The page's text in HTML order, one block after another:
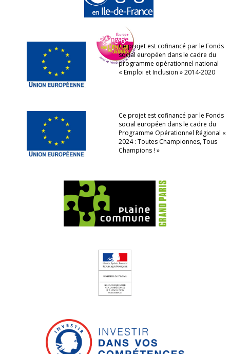
Ce projet est cofinancé par le Fonds
social européen dans le cadre du
programme opérationnel national
« Emploi et Inclusion » 2014-2020
Ce projet est cofinancé par le Fonds
social européen dans le cadre du
Programme Opérationnel Régional «
2024 : Toutes Championnes, Tous
Champions ! »